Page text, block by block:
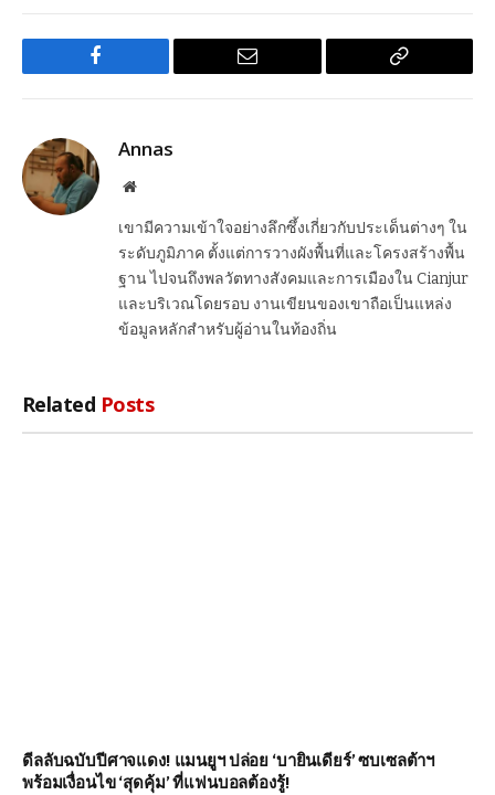
Facebook Email
Copy
Annas
Website
เขามีความเข้าใจอย่างลึกซึ้งเกี่ยวกับประเด็นต่างๆ ใน
ระดับภูมิภาค ตั้งแต่การวางผังพื้นที่และโครงสร้างพื้น
ฐาน ไปจนถึงพลวัตทางสังคมและการเมืองใน Cianjur
และบริเวณโดยรอบ งานเขียนของเขาถือเป็นแหล่ง
ข้อมูลหลักสำหรับผู้อ่านในท้องถิ่น
Related Posts
ดีลลับฉบับปีศาจแดง! แมนยูฯ ปล่อย ‘บายินเดียร์’ ซบเซลต้าฯ
พร้อมเงื่อนไข ‘สุดคุ้ม’ ที่แฟนบอลต้องรู้!